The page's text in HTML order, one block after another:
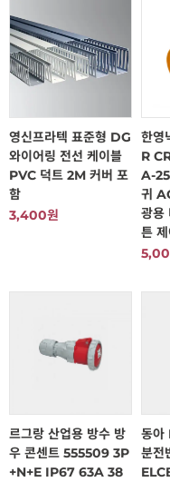
영신프라텍 표준형 DG
와이어링 전선 케이블
PVC 덕트 2M 커버 포
함
3,400원
한영
R
A-
귀
광용
튼
르그랑 산업용 방수 방
우 콘센트 555509 3P
+N+E IP67 63A 38
동아
분전